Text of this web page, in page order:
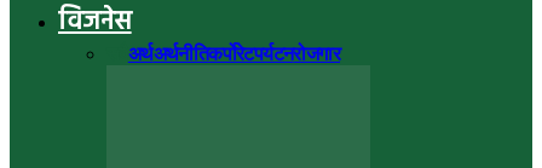
विजनेस
अर्थअर्थनीतिकर्पोरेटपर्यटनरोजगार